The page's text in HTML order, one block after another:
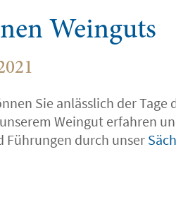
Weinguts
Sie anlässlich der
Weingut erfahren
Führungen durch unser